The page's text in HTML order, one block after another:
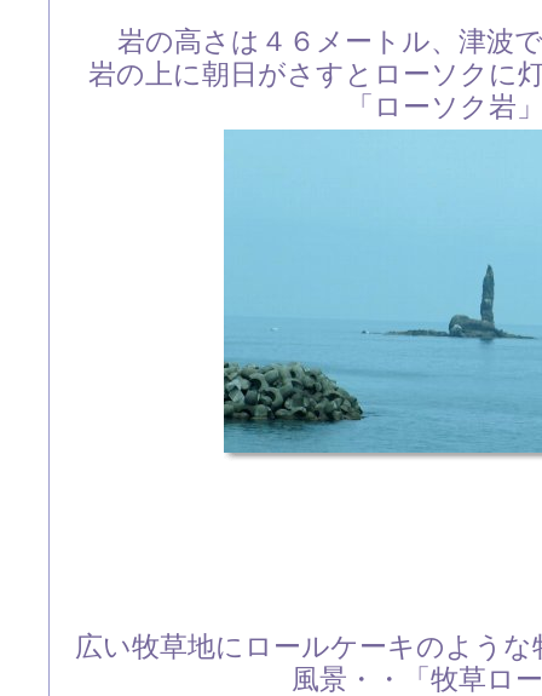
岩の高さは４６メートル、津波
岩の上に朝日がさすとローソクに
「ローソク岩
広い牧草地にロールケーキのよう
風景・・「牧草ロ